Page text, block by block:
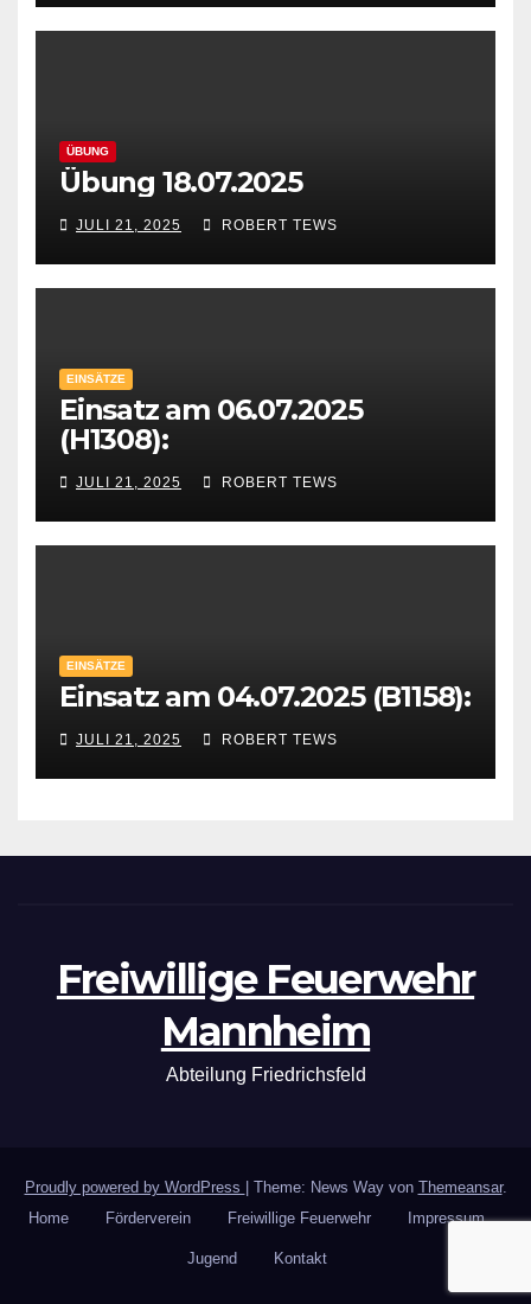
ÜBUNG
Übung 18.07.2025
JULI 21, 2025 ROBERT TEWS
EINSÄTZE
Einsatz am 06.07.2025
(H1308):
JULI 21, 2025 ROBERT TEWS
EINSÄTZE
Einsatz am 04.07.2025 (B1158):
JULI 21, 2025 ROBERT TEWS
Freiwillige Feuerwehr
Mannheim
Abteilung Friedrichsfeld
Proudly powered by WordPress Theme: News Way von Themeansar.
Home
Förderverein Freiwillige Feuerwehr Impressum
Jugend Kontakt